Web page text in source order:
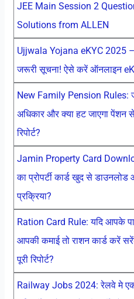
JEE Main Session 2
Solutions from ALLEN
Ujjwala Yojana eKYC 2025 –
जरूरी सूचना! ऐसे करें ऑनलाइन
New Family Pension Rules:
अधिकार और क्या हट जाएगा पेंशन से
रिपोर्ट?
Jamin Property Card
का प्रोपर्टी कार्ड खुद से
प्रक्रिया?
Ration Card Rule: यदि आपके
आपकी कमाई तो राशन कार्ड करें
पूरी रिपोर्ट?
Railway Jobs 2024: रेलवे मे